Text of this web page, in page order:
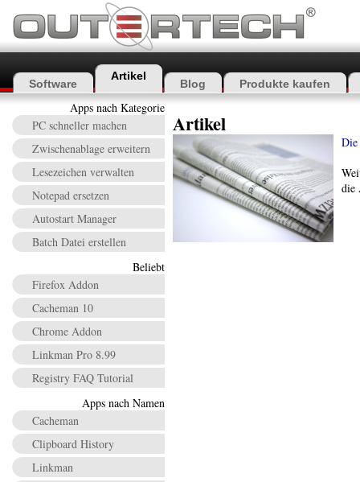
Artikel
Die
die
Apps nach Kategorie
PC schneller machen
Zwischenablage erweitern
Lesezeichen verwalten
Notepad ersetzen
Autostart Manager
Batch Datei erstellen
Beliebt
Firefox Addon
Cacheman 10
Chrome Addon
Linkman Pro 8.99
Registry FAQ Tutorial
Apps nach Namen
Cacheman
Clipboard History
Linkman
Software
Artikel
Blog Produkte kaufen